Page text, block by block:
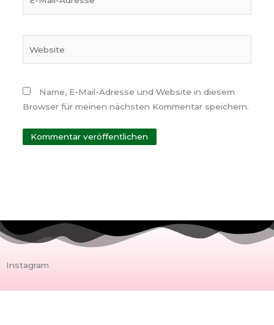
Name, E-Mail-Adresse und Website in diesem
Browser für meinen nächsten Kommentar speichern.
Instagram